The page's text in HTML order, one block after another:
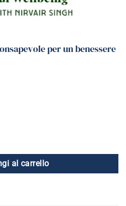
per un benessere
al carrello